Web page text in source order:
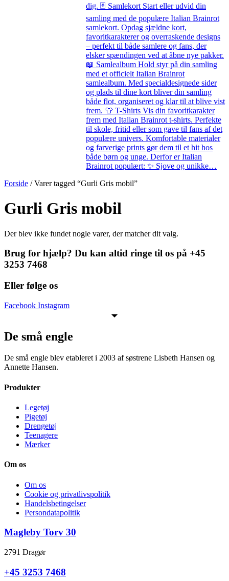
dig. 🃏 Samlekort Start eller udvid din
samling med de populære Italian Brainrot
samlekort. Opdag sjældne kort,
favoritkarakterer og overraskende designs
– perfekt til både samlere og fans, der
elsker spændingen ved at åbne nye pakker.
📖 Samlealbum Hold styr på din samling
med et officielt Italian Brainrot
samlealbum. Med specialdesignede sider
og plads til dine kort bliver din samling
både flot, organiseret og klar til at blive vist
frem. 👕 T-Shirts Vis din favoritkarakter
frem med Italian Brainrot t-shirts. Perfekte
til skole, fritid eller som gave til fans af det
populære univers. Komfortable materialer
og farverige prints gør dem til et hit hos
både børn og unge. Derfor er Italian
Brainrot populært: ✨ Sjove og unikke…
Forside / Varer tagged “Gurli Gris mobil”
Gurli Gris mobil
Der blev ikke fundet nogle varer, der matcher dit valg.
Brug for hjælp? Du kan altid ringe til os på +45
3253 7468
Eller følge os
Facebook Instagram
De små engle
De små engle blev etableret i 2003 af søstrene Lisbeth Hansen og
Annette Hansen.
Produkter
Legetøj
Pigetøj
Drengetøj
Teenagere
Mærker
Om os
Om os
Cookie og privatlivspolitik
Handelsbetingelser
Persondatapolitik
Magleby Torv 30
2791 Dragør
+45 3253 7468